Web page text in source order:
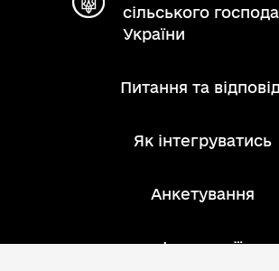
сільського
України
Питання та
Як інтегруватись
Анкетування
Інструкції